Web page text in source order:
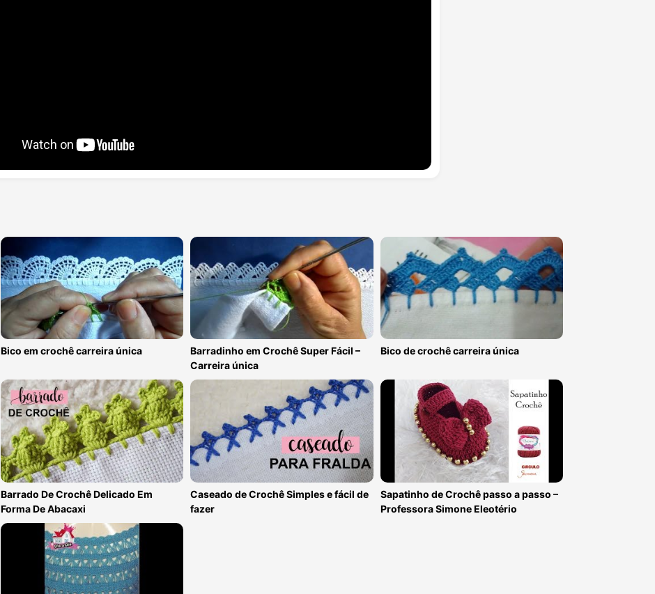
Bico em crochê carreira única
Barradinho em Crochê Super Fácil –
Carreira única
Bico de crochê carreira única
Barrado De Crochê Delicado Em
Forma De Abacaxi
Caseado de Crochê Simples e fácil de
fazer
Sapatinho de Crochê passo a passo –
Professora Simone Eleotério